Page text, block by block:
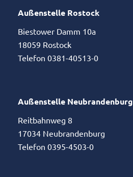
Außenstelle Rostock
Biestower Damm 10a
18059 Rostock
Telefon 0381-40513-0
Außenstelle Neubrandenburg
Reitbahnweg 8
17034 Neubrandenburg
Telefon 0395-4503-0